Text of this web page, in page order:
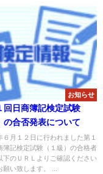
お知らせ
回日商簿記検定試験
の合否発表について
６月１２日に行われました第１
簿記検定試験（１級）の合格者
下のＵＲＬよりご確認ください
願い致します。 ...